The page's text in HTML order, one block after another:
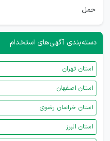
حمل
دسته‌بندی آگهی‌های استخدام
استان تهران
استان اصفهان
استان خراسان رضوی
استان البرز